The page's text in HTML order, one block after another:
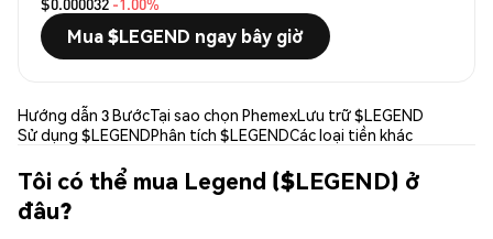
Mua $LEGEND ngay bây giờ
Hướng dẫn 3 BướcTại sao chọn PhemexLưu trữ $LEGEND
Sử dụng $LEGENDPhân tích $LEGENDCác loại tiền khác
Tôi có thể mua Legend ($LEGEND) ở
đâu?